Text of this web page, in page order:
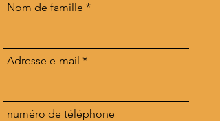
Nom de famille
Adresse e-mail
numéro de téléphone